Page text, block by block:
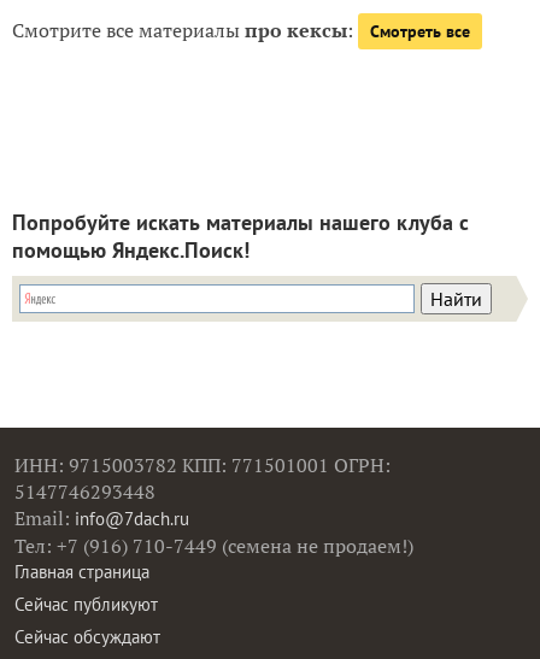
Смотрите все материалыпро кексы: Смотреть все
Попробуйте искать материалы нашего клуба с
помощью Яндекс.Поиск!
ИНН: 9715003782 КПП: 771501001 ОГРН:
5147746293448
Email: info@7dach.ru
Тел: +7 (916) 710-7449 (семена не продаем!)
Главная страница
Сейчас публикуют
Сейчас обсуждают